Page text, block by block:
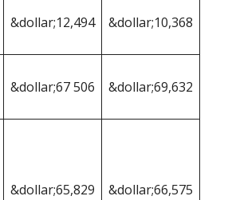
&dollar;12,494 &dollar;10,368
&dollar;67 506 &dollar;69,632
&dollar;65,829 &dollar;66,575